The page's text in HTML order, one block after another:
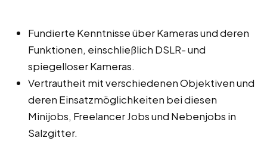
Fundierte Kenntnisse über Kameras und deren
Funktionen, einschließlich DSLR- und
spiegelloser Kameras.
Vertrautheit mit verschiedenen Objektiven und
deren Einsatzmöglichkeiten bei diesen
Minijobs, Freelancer Jobs und Nebenjobs in
Salzgitter.